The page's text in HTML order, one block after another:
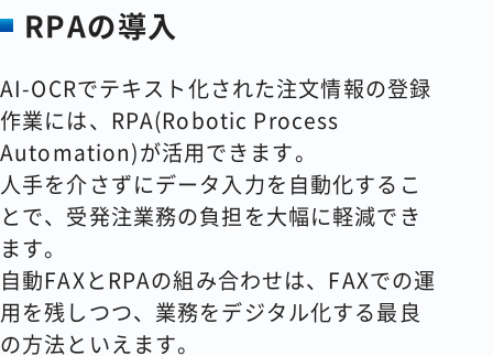
RPAの導入
AI-OCRでテキスト化された注文情報の登録
作業には、RPA(Robotic Process
Automation)が活用できます。
人手を介さずにデータ入力を自動化するこ
とで、受発注業務の負担を大幅に軽減でき
ます。
自動FAXとRPAの組み合わせは、FAXでの運
用を残しつつ、業務をデジタル化する最良
の方法といえます。